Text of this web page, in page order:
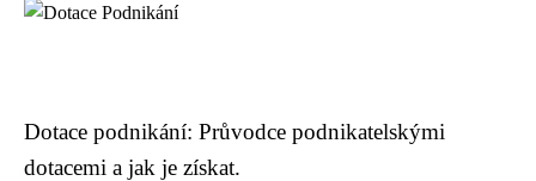
Dotace podnikání: Průvodce podnikatelskými
dotacemi a jak je získat.